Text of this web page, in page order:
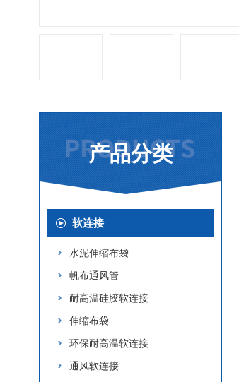
产品分类
软连接
水泥伸缩布袋
帆布通风管
耐高温硅胶软连接
伸缩布袋
环保耐高温软连接
通风软连接